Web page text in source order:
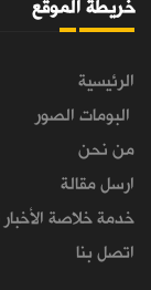
خريطة الموقع
الرئيسية
البومات الصور
من نحن
ارسل مقالة
خدمة خلاصة الأخبار RSS
اتصل بنا